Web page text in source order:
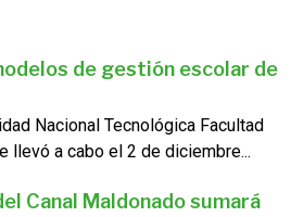
de gestión escolar de
Nacional Tecnológica Facultad
llevó a cabo el 2 de diciembre...
Canal Maldonado sumará